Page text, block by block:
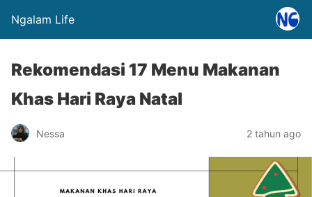
Ngalam Life
Rekomendasi 17 Menu Makanan
Khas Hari Raya Natal
Nessa 2 tahun ago